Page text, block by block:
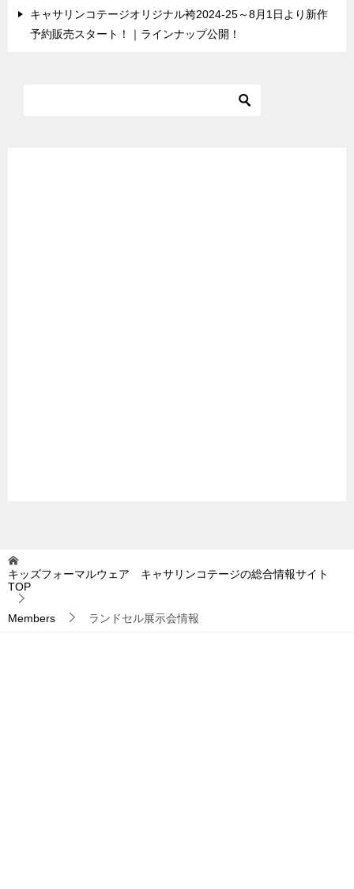
キャサリンコテージオリジナル袴2024-25～8月1日より新作
予約販売スタート！｜ラインナップ公開！
キッズフォーマルウェア キャサリンコテージの総合情報サイト
TOP
Members ランドセル展示会情報